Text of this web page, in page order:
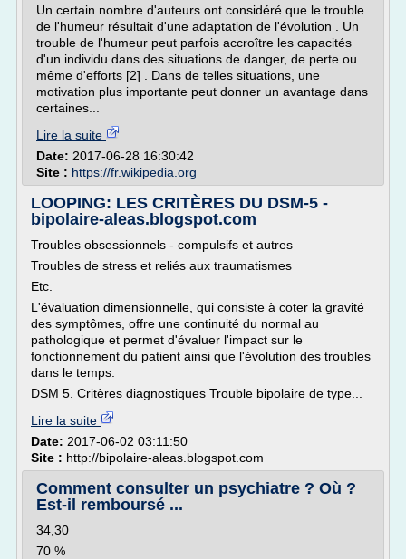
Un certain nombre d'auteurs ont considéré que le trouble
de l'humeur résultait d'une adaptation de l'évolution . Un
trouble de l'humeur peut parfois accroître les capacités
d'un individu dans des situations de danger, de perte ou
même d'efforts [2] . Dans de telles situations, une
motivation plus importante peut donner un avantage dans
certaines...
Lire la suite
Date: 2017-06-28 16:30:42
Site : https://fr.wikipedia.org
LOOPING: LES CRITÈRES DU DSM-5 -
bipolaire-aleas.blogspot.com
Troubles obsessionnels - compulsifs et autres
Troubles de stress et reliés aux traumatismes
Etc.
L'évaluation dimensionnelle, qui consiste à coter la gravité
des symptômes, offre une continuité du normal au
pathologique et permet d'évaluer l'impact sur le
fonctionnement du patient ainsi que l'évolution des troubles
dans le temps.
DSM 5. Critères diagnostiques Trouble bipolaire de type...
Lire la suite
Date: 2017-06-02 03:11:50
Site : http://bipolaire-aleas.blogspot.com
Comment consulter un psychiatre ? Où ?
Est-il remboursé ...
34,30
70 %